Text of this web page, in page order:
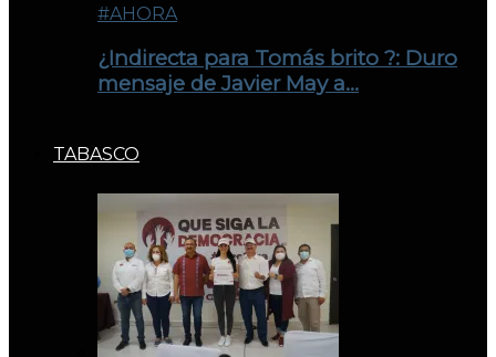
#AHORA
¿Indirecta para Tomás brito ?: Duro
mensaje de Javier May a…
TABASCO